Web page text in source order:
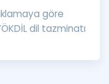
göre
dil tazminatı